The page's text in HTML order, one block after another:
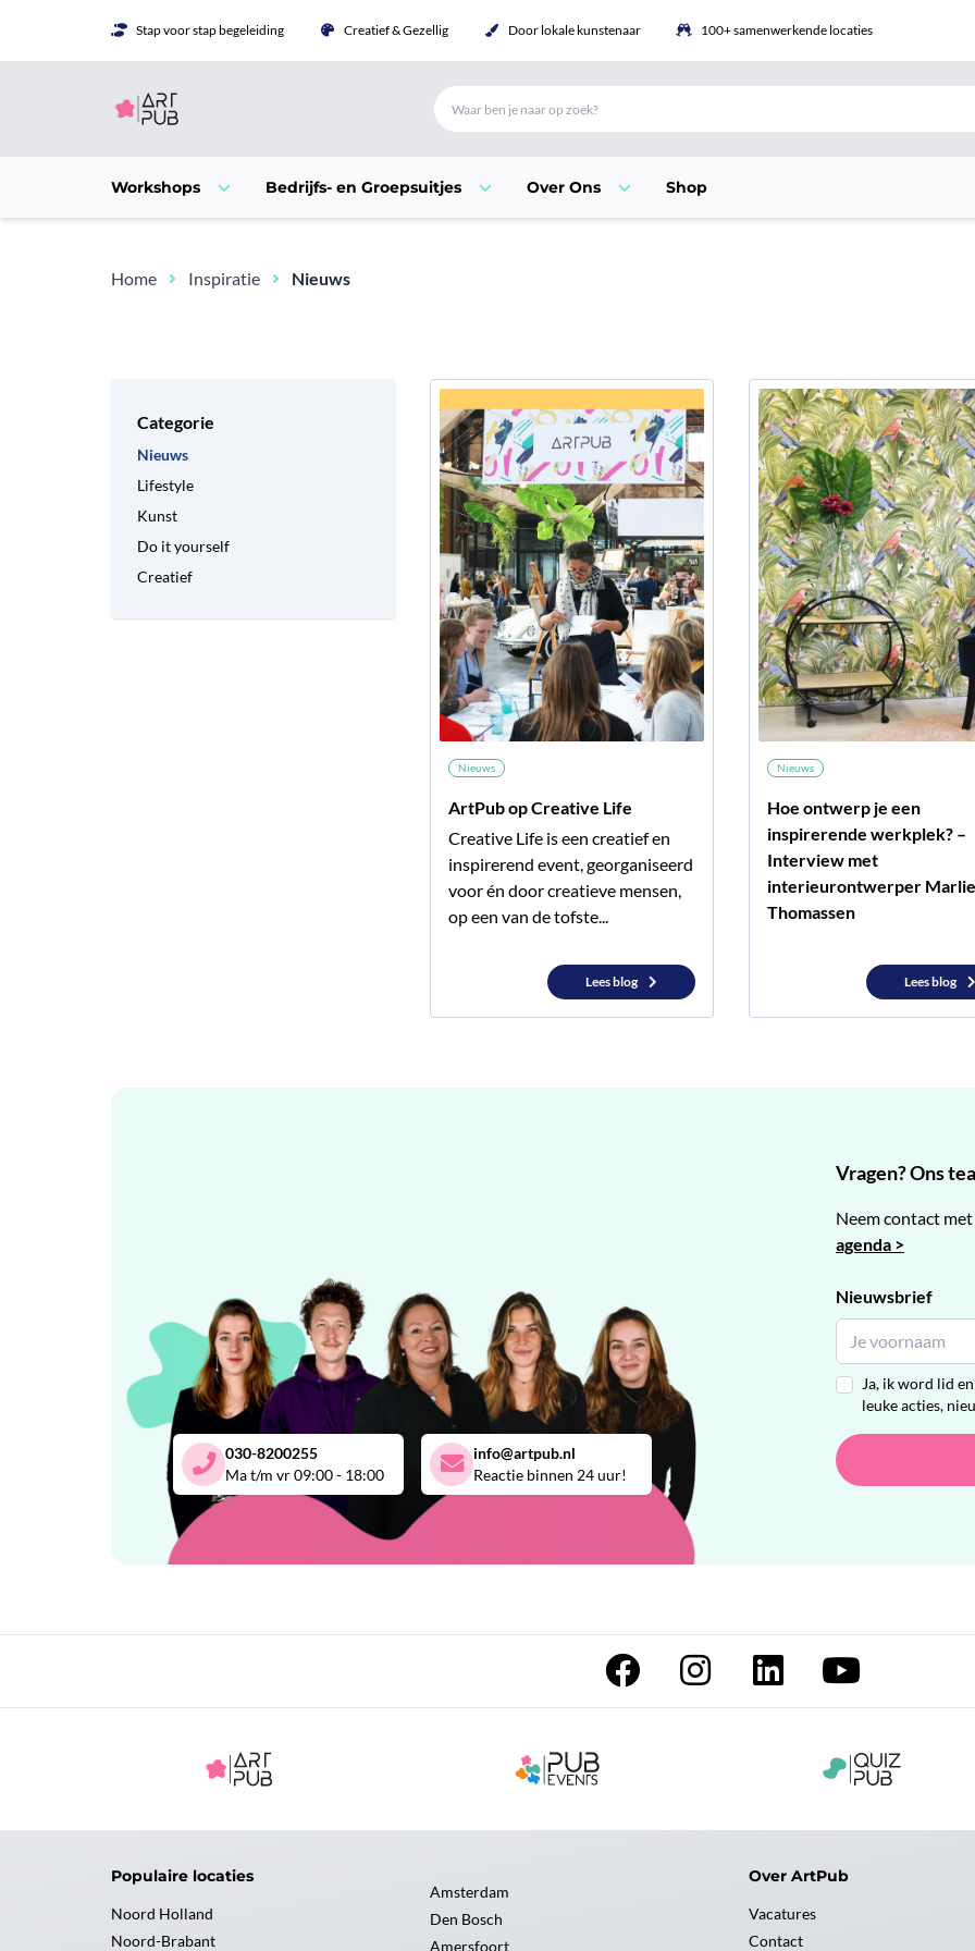
Stap voor stap begeleiding Creatief & Gezellig Door lokale kunstenaar 100+ samenwerkende locaties
Workshops Bedrijfs- en Groepsuitjes Over Ons Shop
Home Inspiratie Nieuws
Categorie
Nieuws
Lifestyle
Kunst
Do it yourself
Creatief
Nieuws
ArtPub op Creative Life
Creative Life is een creatief en
inspirerend event, georganiseerd
voor én door creatieve mensen,
op een van de tofste...
Lees blog
Nieuws
Hoe ontwerp je een
inspirerende werkplek? –
Interview met
interieurontwerper
Thomassen
Lees blog
030-8200255
Ma t/m vr 09:00 - 18:00
info@artpub.nl
Reactie binnen 24 uur!
Vragen? Ons
Neem contact
agenda >
Nieuwsbrief
Ja, ik word lid
leuke acties,
Populaire locaties
Noord Holland
Noord-Brabant
Amsterdam
Den Bosch
Amersfoort
Over ArtPub
Vacatures
Contact